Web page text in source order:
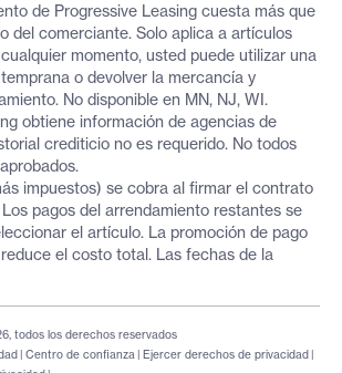
de Progressive Leasing cuesta más que
del comerciante. Solo aplica a artículos
momento, usted puede utilizar una
o devolver la mercancía y
No disponible en MN, NJ, WI.
obtiene información de agencias de
crediticio no es requerido. No todos
impuestos) se cobra al firmar el contrato
pagos del arrendamiento restantes se
el artículo. La promoción de pago
el costo total. Las fechas de la
| Centro de confianza | Ejercer derechos de privacidad |
todos los derechos reservados